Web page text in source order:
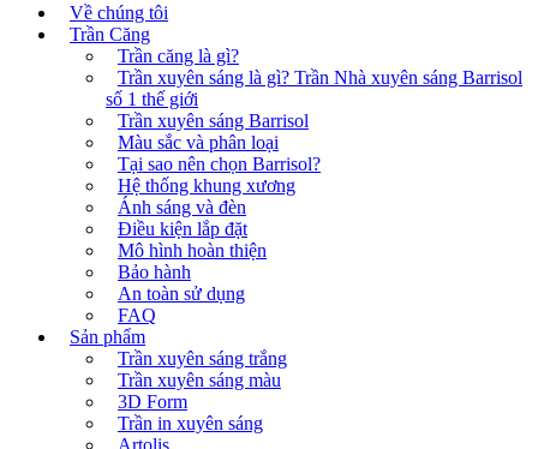
Về chúng tôi
Trần Căng
Trần căng là gì?
Trần xuyên sáng là gì? Trần Nhà xuyên sáng Barrisol
số 1 thế giới
Trần xuyên sáng Barrisol
Màu sắc và phân loại
Tại sao nên chọn Barrisol?
Hệ thống khung xương
Ánh sáng và đèn
Điều kiện lắp đặt
Mô hình hoàn thiện
Bảo hành
An toàn sử dụng
FAQ
Sản phẩm
Trần xuyên sáng trắng
Trần xuyên sáng màu
3D Form
Trần in xuyên sáng
Artolis